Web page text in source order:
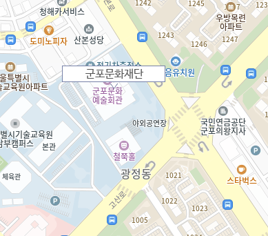
군포문화재단